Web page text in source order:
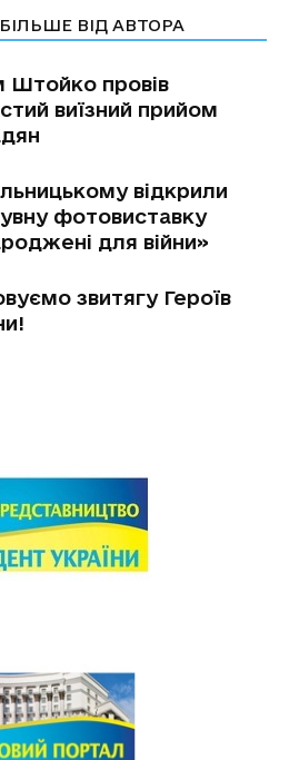
БІЛЬШЕ ВІД АВТОРА
Штойко провів
виїзний прийом
відкрили
фотовиставку
для війни»
звитягу Героїв